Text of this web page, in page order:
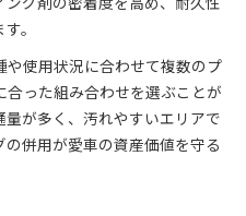
。
使用状況に合わせて複数のプ
った組み合わせを選ぶことが
が多く、汚れやすいエリアで
併用が愛車の資産価値を守る